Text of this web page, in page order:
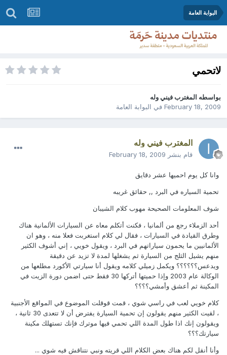
البوابة العامة
لاتحمي
بواسطه المغترب فيني وله
February 18, 2009في البوابة العامة
المغترب فيني وله
قام بنشر February 18, 2009
وانا كل يوم احميها عشر دقايق
تحمية السياره في البرد ,, حقائق غريبه
شوف المعلومات الصحيحة مهوب كلام الشيبان
أحد الزملاء رجع من ألمانيا ، فكنت أتكلم معاه عن السيارات الألمانية هناك
وطرق القيادة في السيارات ، فقال لي كلام استغربت فعلا منه ، وهو ان
الألمانيين ما يحمون سياراتهم في البرد ، ويقول خويي ، إني أشوف الكثير
منهم يشيل الثلج من السيارة ثم يشغلها لمدة لا تزيد عن دقيقة
ويدعس؟؟؟؟؟؟ ويكمل زميلي كلامه ويقول أنا سيارتي الأكورد مطلعها من
الوكالة عام 2003 وإذا حميتها أتركها 30 فقط حتى اضمن دورة الزيت في
المكينة ثم أعشق وأمشي؟؟؟؟
كلام خويي لعب في راسي شوي ، قمت قوقلت الموضوع في المواقع الأجنبية
، لقيت الكثير منهم يقولون إن تحمية السيارة يفترض أن لا تتعدى 30 ثانية ،
ويقولون إنك اذا طول المدة اللي تحمي فيها موترك فإنك تستهلك مكينة
سيارتك؟؟؟
وأنا أنقل لكم هناك بعض الكلام اللي قريته ونبي نتناقش فيه شوي ...